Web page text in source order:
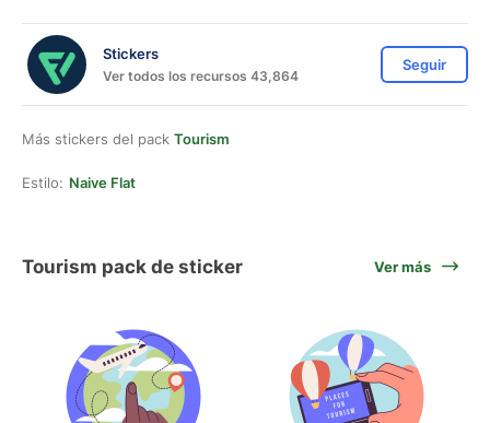
Stickers
Ver todos los recursos 43,864
Seguir
Más stickers del pack Tourism
Estilo: Naive Flat
Tourism pack de sticker Ver más